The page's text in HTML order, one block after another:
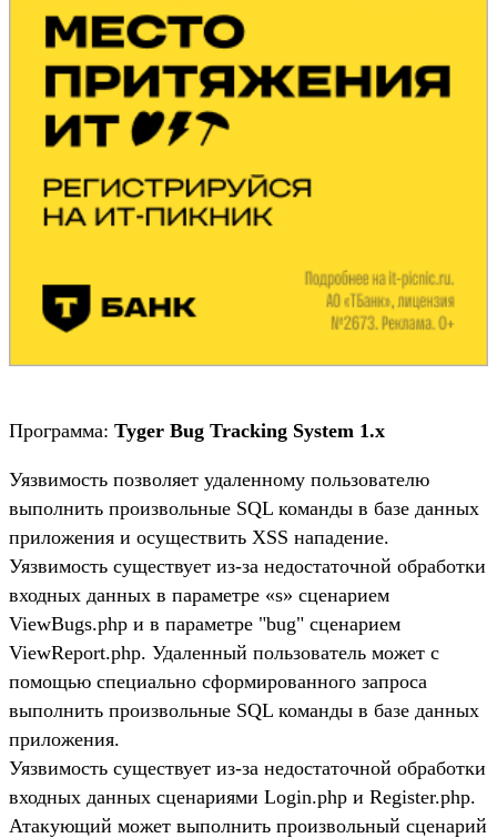
Программа: Tyger Bug Tracking System 1.x
Уязвимость позволяет удаленному пользователю
выполнить произвольные SQL команды в базе данных
приложения и осуществить XSS нападение.
Уязвимость существует из-за недостаточной обработки
входных данных в параметре «s» сценарием
ViewBugs.php и в параметре "bug" сценарием
ViewReport.php. Удаленный пользователь может с
помощью специально сформированного запроса
выполнить произвольные SQL команды в базе данных
приложения.
Уязвимость существует из-за недостаточной обработки
входных данных сценариями Login.php и Register.php.
Атакующий может выполнить произвольный сценарий